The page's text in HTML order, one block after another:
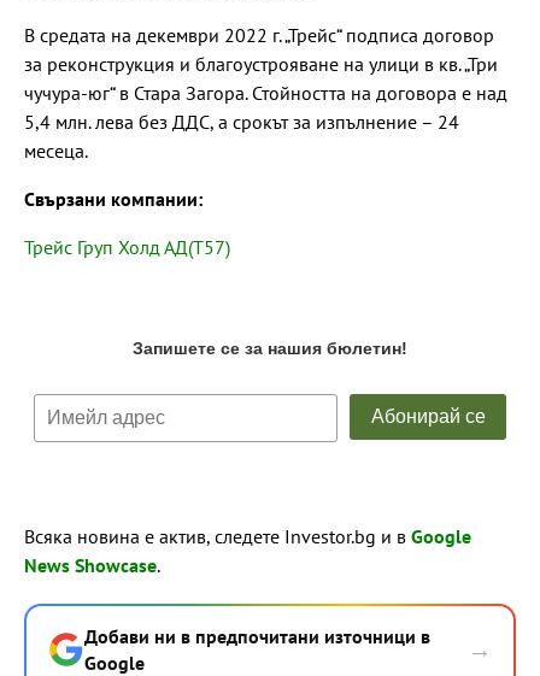
В средата на декември 2022 г. „Трейс“ подписа договор
за реконструкция и благоустрояване на улици в кв. „Три
чучура-юг“ в Стара Загора. Стойността на договора е над
5,4 млн. лева без ДДС, а срокът за изпълнение – 24
месеца.
Свързани компании:
Трейс Груп Холд АД(T57)
Всяка новина е актив, следете Investor.bg и в Google
News Showcase.
Добави ни в предпочитани източници в
Google
→